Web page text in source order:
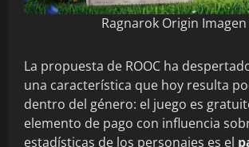
Ragnarok Origin Imagen
La propuesta de ROOC ha
una característica que hoy resulta
dentro del género: el juego es
elemento de pago con influencia
estadísticas de los personajes es el